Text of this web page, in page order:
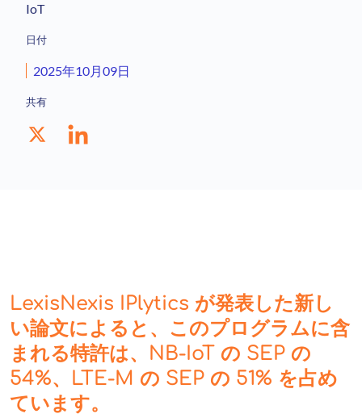
IoT
日付
2025年10月09日
共有
LexisNexis IPlytics が発表した新し
い論文によると、このプログラムに含
まれる特許は、NB-IoT の SEP の
54%、LTE-M の SEP の 51% を占め
ています。